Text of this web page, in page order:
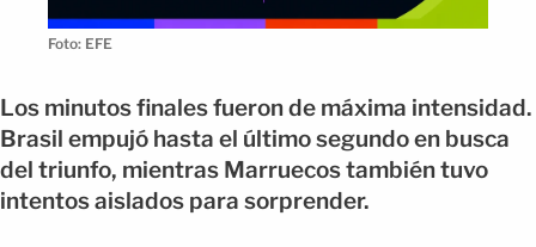
Foto: EFE
Los minutos finales fueron de máxima intensidad.
Brasil empujó hasta el último segundo en busca
del triunfo, mientras Marruecos también tuvo
intentos aislados para sorprender.